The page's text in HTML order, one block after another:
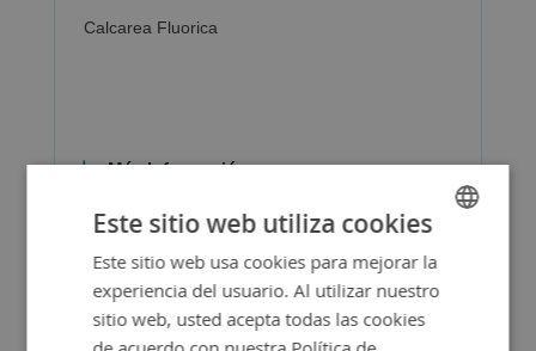
Calcarea Fluorica
Más Información
SPANISH
ENGLISH
Este sitio web utiliza cookies
Este sitio web usa cookies para mejorar la
experiencia del usuario. Al utilizar nuestro
sitio web, usted acepta todas las cookies